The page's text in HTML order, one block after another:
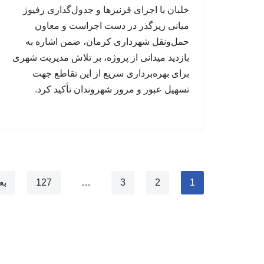
خلبان با اجرای قرنیزها و جدول‌گذاری رفیوژ
میانی زیرگذر در دست اجراست و معاون
حمل‌ونقل شهرداری کرمان، ضمن اشاره به
بازدید میدانی از پروژه، بر تلاش مدیریت شهری
برای بهره‌برداری سریع از این تقاطع جهت
تسهیل عبور و مرور شهروندان تأکید کرد.
1
2
3
…
127